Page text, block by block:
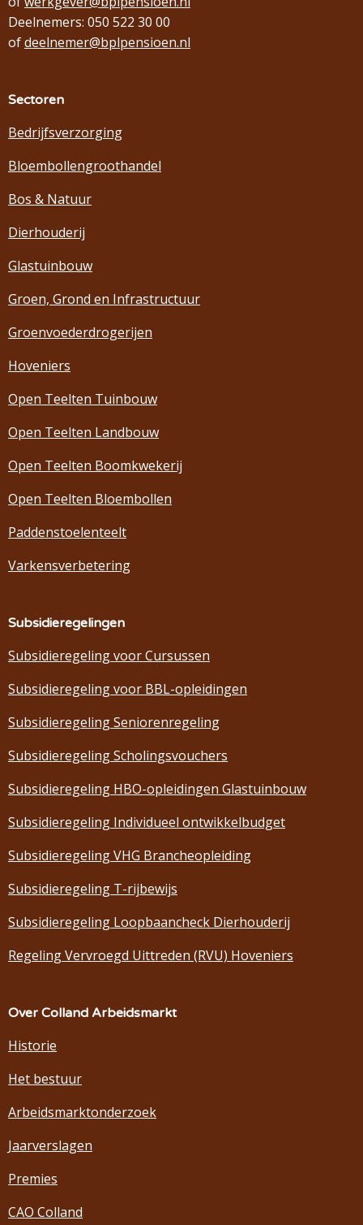
Deelnemers: 050 522 30 00
ofdeelnemer@bplpensioen.nl
Sectoren
Bedrijfsverzorging
Bloembollengroothandel
Bos & Natuur
Dierhouderij
Glastuinbouw
Groen, Grond en Infrastructuur
Groenvoederdrogerijen
Hoveniers
Open Teelten Tuinbouw
Open Teelten Landbouw
Open Teelten Boomkwekerij
Open Teelten Bloembollen
Paddenstoelenteelt
Varkensverbetering
Subsidieregelingen
Subsidieregeling voor Cursussen
Subsidieregeling voor BBL-opleidingen
Subsidieregeling Seniorenregeling
Subsidieregeling Scholingsvouchers
Subsidieregeling HBO-opleidingen Glastuinbouw
Subsidieregeling Individueel ontwikkelbudget
Subsidieregeling VHG Brancheopleiding
Subsidieregeling T-rijbewijs
Subsidieregeling Loopbaancheck Dierhouderij
Regeling Vervroegd Uittreden (RVU) Hoveniers
Over Colland Arbeidsmarkt
Historie
Het bestuur
Arbeidsmarktonderzoek
Jaarverslagen
Premies
CAO Colland